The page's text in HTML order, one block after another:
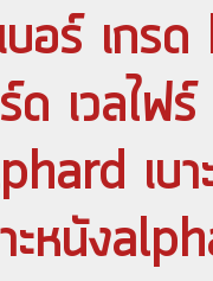
บอร์ เกร
เวลไฟร์
เบ
ะหนัง